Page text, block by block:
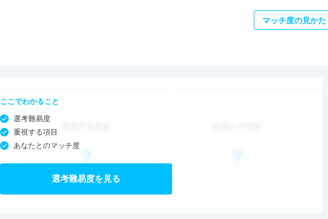
マッチ度の見かた
ここでわかること
選考難易度
重視する項目
あなたとのマッチ度
選考難易度を見る